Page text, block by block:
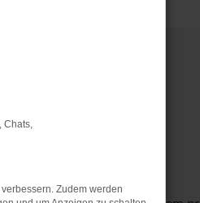
Chats,
Zudem werden